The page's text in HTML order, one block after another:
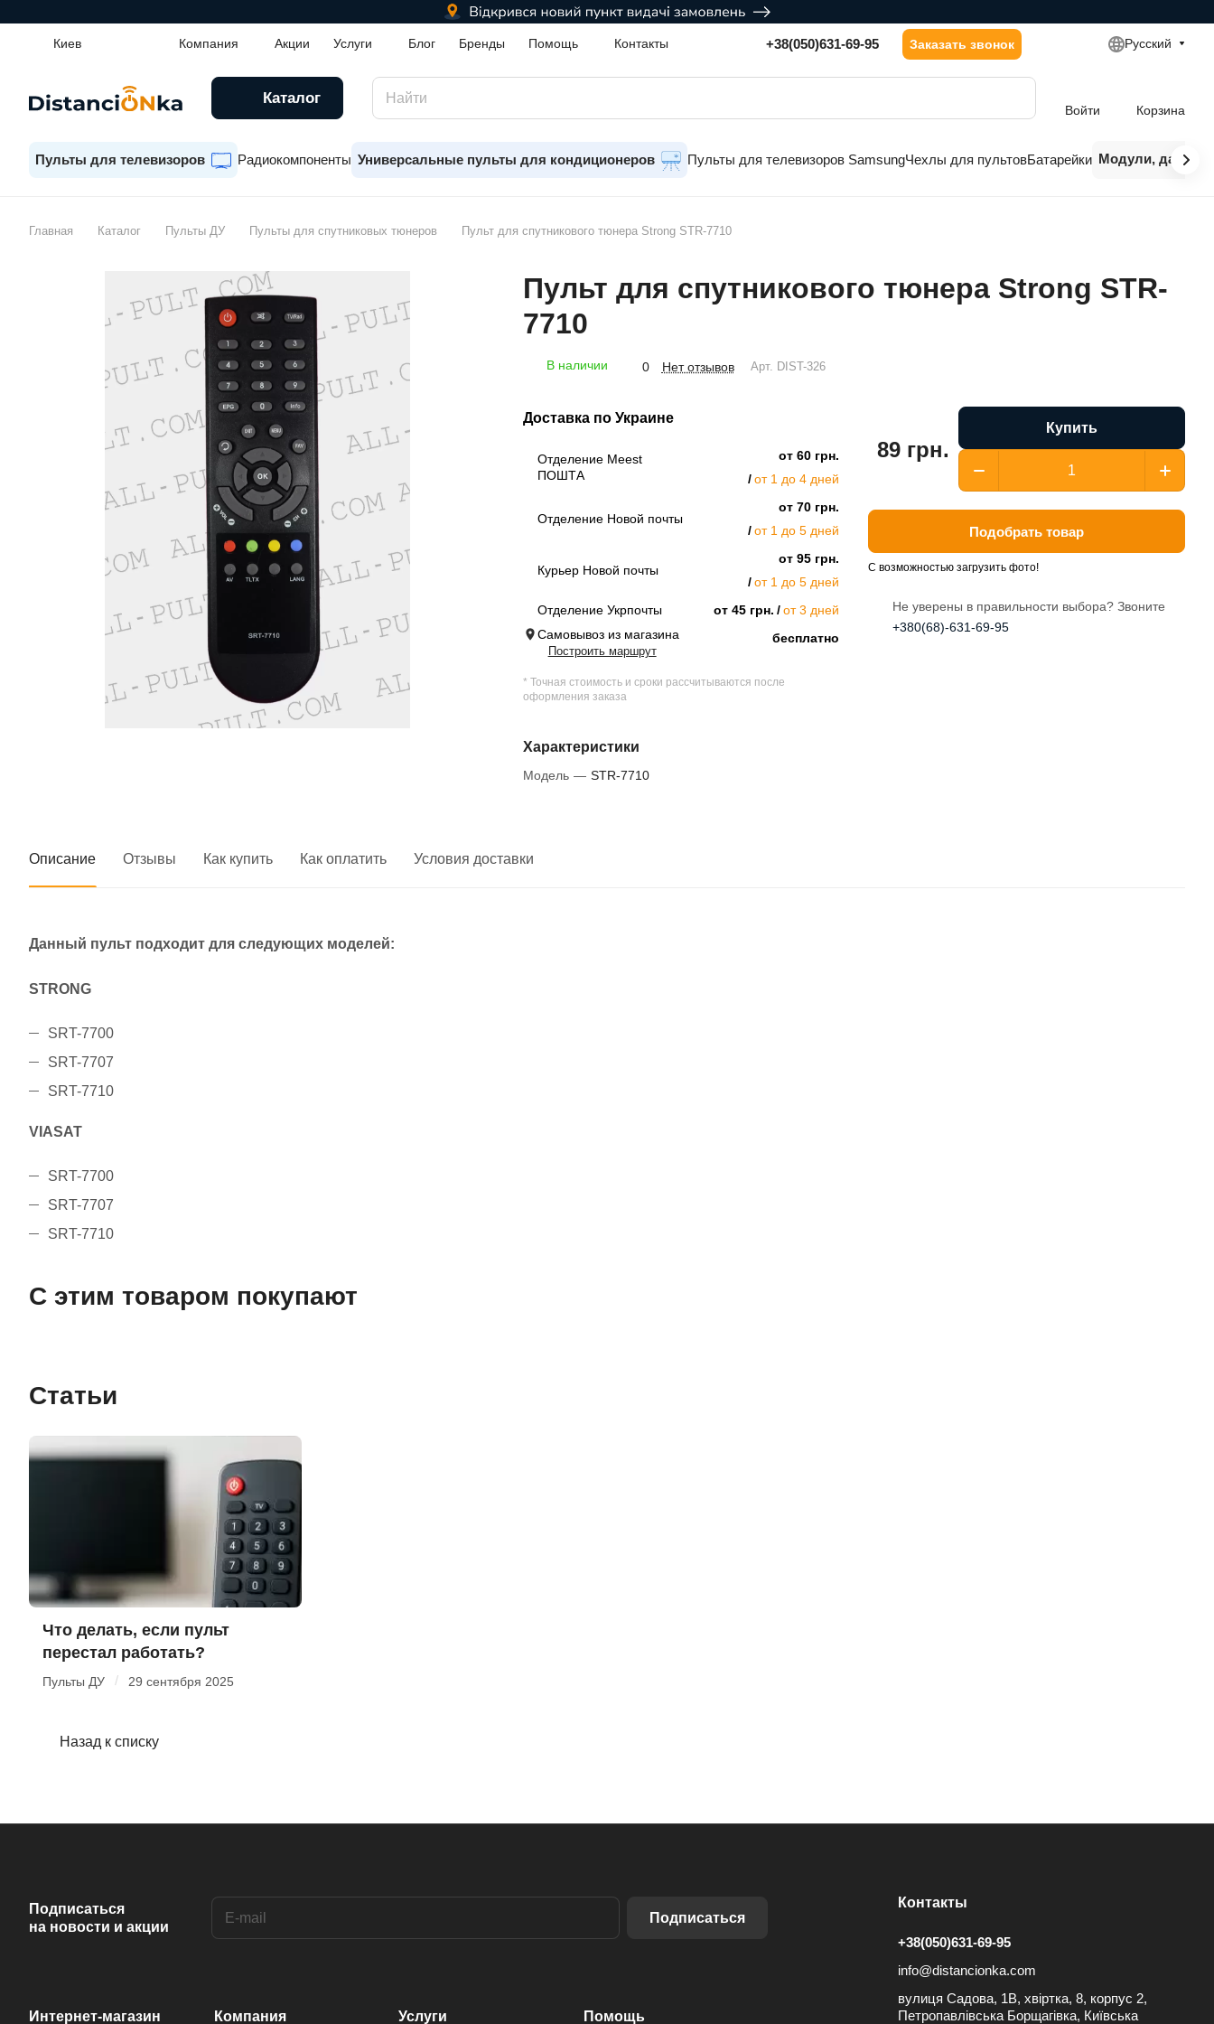
Киев Компания Акции Услуги Блог Бренды Помощь Контакты +38(050)631-69-95 Заказать звонок Русский
Каталог
Войти Корзина
Пульты для телевизоров Радиокомпоненты Универсальные пульты для кондиционеров Пульты для телевизоров SamsungЧехлы для пультовБатарейки Модули,
Главная Каталог Пульты ДУ Пульты для спутниковых тюнеров Пульт для спутникового тюнера Strong STR-7710
Пульт для спутникового тюнера Strong STR-
7710
В наличии 0 Нет отзывов Арт. DIST-326
Доставка по Украине
Отделение Meest
ПОШТА
от 60 грн.
от 1 до 4 дней
Отделение Новой почты
от 70 грн.
от 1 до 5 дней
Курьер Новой почты
от 95 грн.
от 1 до 5 дней
Отделение Укрпочты
от 45 грн.
от 3 дней
Самовывоз из магазина
Построить маршрут
бесплатно
* Точная стоимость и сроки рассчитываются после
оформления заказа
Характеристики
Модель — STR-7710
89 грн.
Купить
Подобрать товар
С возможностью загрузить фото!
Не уверены в правильности выбора? Звоните
+380(68)-631-69-95
Описание Отзывы Как купить Как оплатить Условия доставки
Данный пульт подходит для следующих моделей:
STRONG
SRT-7700
SRT-7707
SRT-7710
VIASAT
SRT-7700
SRT-7707
SRT-7710
С этим товаром покупают
Статьи
Что делать, если пульт
перестал работать?
Пульты ДУ / 29 сентября 2025
Назад к списку
Подписаться
на новости и акции
Подписаться
Интернет-магазин Компания Услуги Помощь
Контакты
+38(050)631-69-95
info@distancionka.com
вулиця Садова, 1В, хвіртка, 8, корпус 2,
Петропавлівська Борщагівка, Київська